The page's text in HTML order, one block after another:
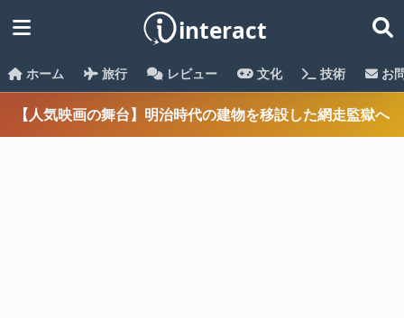
ホーム 旅行 レビュー 文化 技術 お
【人気映画の舞台】明治時代の建物を移設した網走監獄へ